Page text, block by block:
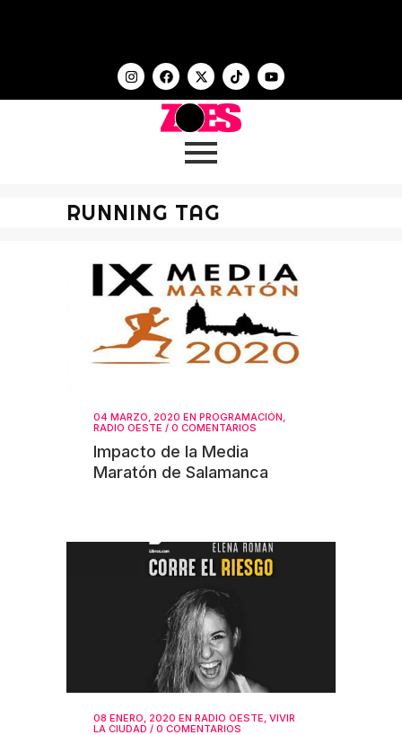
RUNNING TAG
04 MARZO, 2020 EN PROGRAMACIÓN,
RADIO OESTE / 0 COMENTARIOS
Impacto de la Media
Maratón de Salamanca
08 ENERO, 2020 EN RADIO OESTE, VIVIR
LA CIUDAD / 0 COMENTARIOS